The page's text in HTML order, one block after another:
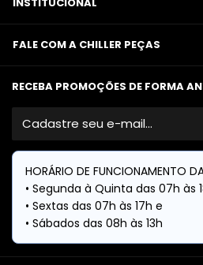
INSTITUCIONAL
FALE COM A CHILLER PEÇAS
RECEBA PROMOÇÕES DE FORMA